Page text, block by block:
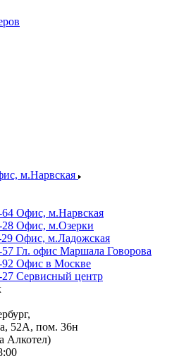
м.Нарвская
64 Офис, м.Нарвская
28 Офис, м.Озерки
Офис, м.Ладожская
57 Гл. офис Маршала Говорова
Офис в Москве
27 Сервисный центр
52А, пом. 36н
Алкотел)